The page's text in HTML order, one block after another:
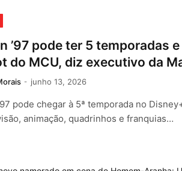
’97 pode ter 5 temporadas
do MCU, diz executivo da
junho 13, 2026
pode chegar à 5ª temporada no
animação, quadrinhos e franquias…